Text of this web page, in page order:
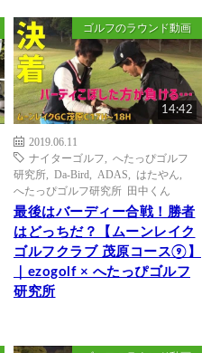
ゴルフのラウンド動画
14:42
2019.06.11
ナイターゴルフ
へたっぴゴルフ
研究所
Da-Bird ADAS はたやん
へたっぴゴルフ研究所 田中くん
最後はバーディー合戦！勝者
はどっちだ？【ムーンレイク
ゴルフクラブ 茂原コース⑨】
｜ezogolf × へたっぴゴルフ
研究所